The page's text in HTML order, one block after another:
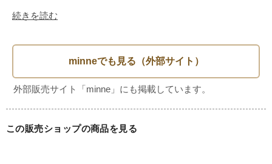
壁に飾っても素敵な存在感のあるお皿です。
※貫入、釉薬ムラは元々のものです。また経年擦れなどがご
ざいます。写真をよくご確認ください。
・素材
陶器
続きを読む
この販売ショップの商品を見る